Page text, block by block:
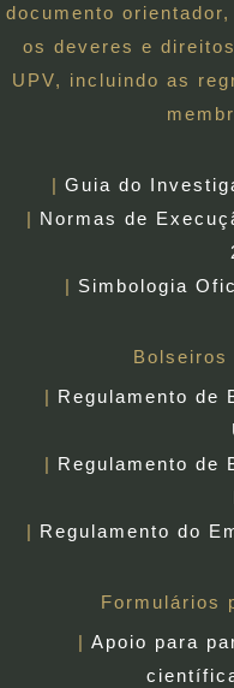
documento
os deveres e
UPV, incluindo as
Guia do
Normas de
Simbologia
Bolseiros
Regulamento de
Regulamento de
Regulamento do
Formulários
Apoio para